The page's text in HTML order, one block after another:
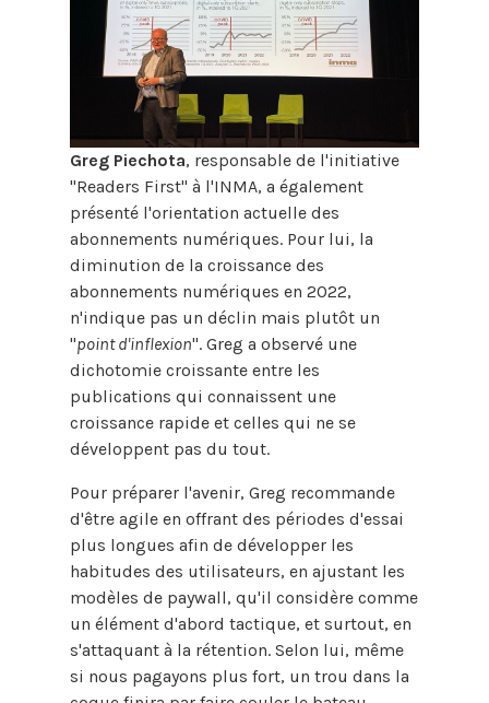
Greg Piechota, responsable de l'initiative
"Readers First" à l'INMA, a également
présenté l'orientation actuelle des
abonnements numériques. Pour lui, la
diminution de la croissance des
abonnements numériques en 2022,
n'indique pas un déclin mais plutôt un
"point d'inflexion". Greg a observé une
dichotomie croissante entre les
publications qui connaissent une
croissance rapide et celles qui ne se
développent pas du tout.
Pour préparer l'avenir, Greg recommande
d'être agile en offrant des périodes d'essai
plus longues afin de développer les
habitudes des utilisateurs, en ajustant les
modèles de paywall, qu'il considère comme
un élément d'abord tactique, et surtout, en
s'attaquant à la rétention. Selon lui, même
si nous pagayons plus fort, un trou dans la